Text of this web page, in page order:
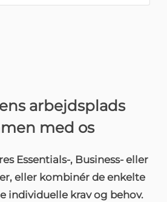
arbejdsplads
med os
Essentials-, Business- eller
eller kombinér de enkelte
individuelle krav og behov.